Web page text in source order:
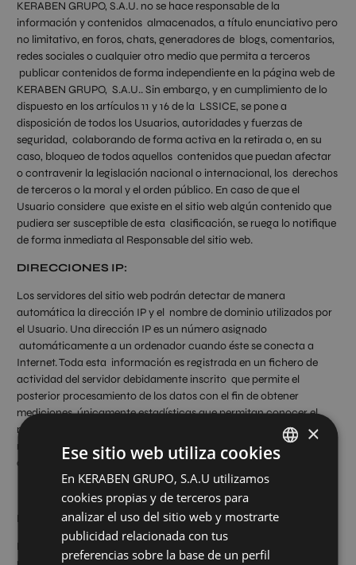
KERABEN GRUPO, S.A.U. no se hace responsable de la
información y contenidos almacenados, a título enunciativo pero
no limitativo, en foros, chats, generadores de blogs, comentarios,
redes sociales o cualquier otro medio que permita a terceros
publicar contenidos de forma independiente en la página web de
KERABEN GRUPO, S.A.U.. Sin embargo, y en cumplimiento de lo
dispuesto en los artículos 11 y 16 de la LSSICE, se pone a
disposición de todos los Usuarios, autoridades y fuerzas de
seguridad, colaborando de forma activa en la retirada o, en su
caso, bloqueo de todos aquellos contenidos que puedan afectar
o contravenir la legislación nacional o internacional, los derechos
de terceros o la moral y el orden público. En caso de que el
Usuario considere que existe en el sitio web algún contenido que
pudiera ser susceptible de esta clasificación, se ruega lo notifique
de forma inmediata al Responsable del sitio web.
DIRECCIONES IP:
Los servidores del sitio web podrán detectar de manera
automática la dirección IP y el nombre de dominio utilizados por
el Usuario. Una dirección IP es un número asignado
automáticamente a un ordenador cuando éste se conecta a
Internet. Toda esta información es registrada en un fichero de
actividad del servidor debidamente inscrito que permite el
posterior procesamiento de los datos con el fin de obtener
mediciones únicamente estadísticas que permitan conocer el
número de impresiones de páginas, el número de visitas
realizadas a los servidores web, el orden de visitas, el punto de
acceso, etc.
DERECHOS DE PROPIEDAD INTELECTUAL:
El sitio web, incluyendo a título enunciativo pero no limitativo su
×
Ese sitio web utiliza cookies
En KERABEN GRUPO, S.A.U utilizamos
cookies propias y de terceros para
analizar el uso del sitio web y mostrarte
publicidad relacionada con tus
preferencias sobre la base de un perfil